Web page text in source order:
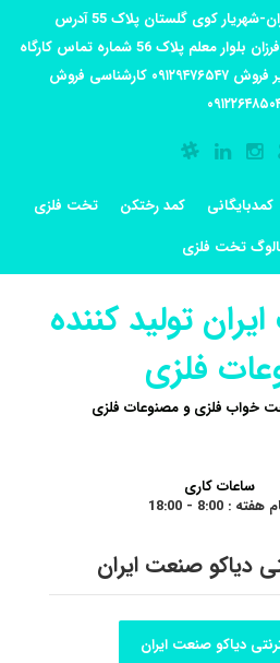
آدرس کارگاه تولیدی: تهران-شهریار کوی گلستان پلاک 55 آدرس
فروشگاه:تهران شهر قدس شهرک فرزان بلوار معلم پلاک 56 شماره تماس کارگاه
۰۲۱_۴۶۸۳۵۱۸۸ تماس با مدیر فروش ۰۹۱۲۹۴۷۶۵۴۷ کارشناسی فروش
کمدبایگانی کمد رختکن
تخت فلزی
تخت فلزی
تولید کننده
فلزی
خواب فلزی و مصنوعات فلزی
ساعات کاری
هفته : 8:00 - 18:00
دیاکو صنعت ایران
دیاکو صنعت ایران